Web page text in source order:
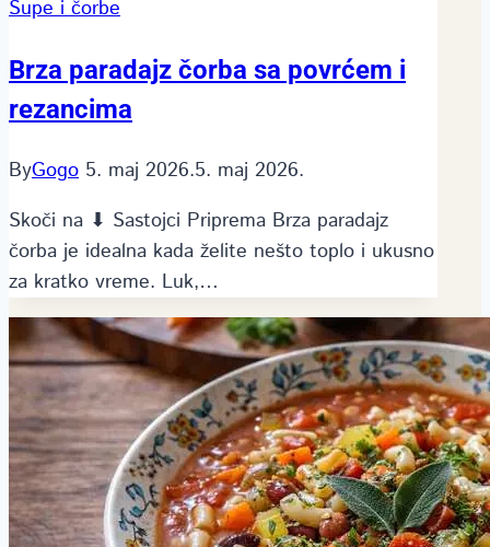
Supe i čorbe
Brza paradajz čorba sa povrćem i
rezancima
ByGogo 5. maj 2026.5. maj 2026.
Skoči na ⬇ Sastojci Priprema Brza paradajz
čorba je idealna kada želite nešto toplo i ukusno
za kratko vreme. Luk,…